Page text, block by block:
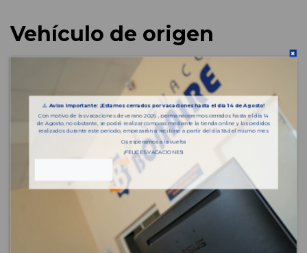
Vehículo de origen
⚠️ Aviso importante: ¡Estamos cerrados por vacaciones hasta el día 14 de Agosto!
Con motivo de las vacaciones de verano 2026 , permaneceremos cerrados hasta el día 14
de Agosto, no obstante, se podrá realizar compras mediante la tienda online y los pedidos
realizados durante este periodo, empezarán a recibirse a partir del día 18 del mismo mes.
Os esperamos a la vuelta
¡FELICES VACACIONES!